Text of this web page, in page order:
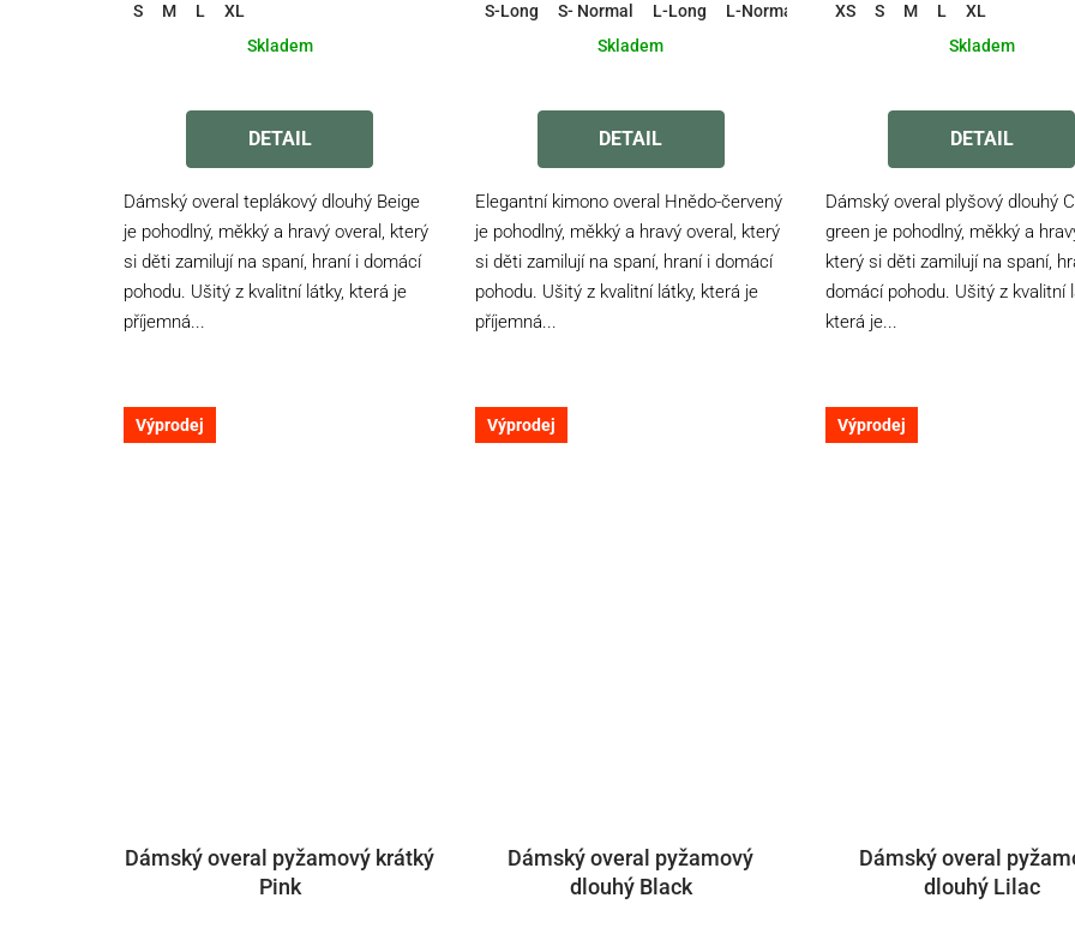
S M L
XL
Skladem
produktu
3,3
z
5
hvězdiček.
DETAIL
Dámský overal teplákový dlouhý Beige
je pohodlný, měkký a hravý overal, který
si děti zamilují na spaní, hraní i domácí
pohodu. Ušitý z kvalitní látky, která je
příjemná...
S-Long S- Normal L-Long L-Normal M-Long M-Normal
Skladem
produktu
4,7
z
5
hvězdiček.
DETAIL
Elegantní kimono overal Hnědo-červený
je pohodlný, měkký a hravý overal, který
si děti zamilují na spaní, hraní i domácí
pohodu. Ušitý z kvalitní látky, která je
příjemná...
XS S M L
XL
Skladem
produktu
3,5
z
5
hvězdiček.
DETAIL
Dámský overal plyšový dlouhý
green je pohodlný, měkký a
který si děti zamilují na spaní,
domácí pohodu. Ušitý z kvalitní
která je...
Výprodej
Dámský overal pyžamový krátký
Pink
Výprodej
Dámský overal pyžamový
dlouhý Black
Výprodej
Dámský overal
dlouhý Lilac